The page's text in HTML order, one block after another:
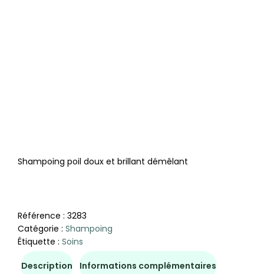
Shampoing poil doux et brillant démêlant
Référence : 3283
Catégorie : Shampoing
Étiquette : Soins
Description Informations complémentaires